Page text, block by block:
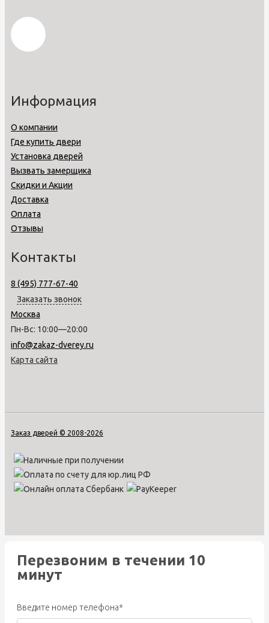
Информация
О компании
Где купить двери
Установка дверей
Вызвать замерщика
Скидки и Акции
Доставка
Оплата
Отзывы
Контакты
8 (495) 777-67-40
Заказать звонок
Москва
Пн-Вс: 10:00—20:00
info@zakaz-dverey.ru
Карта сайта
Заказ дверей © 2008-2026
Перезвоним в течении 10
минут
Введите номер телефона*